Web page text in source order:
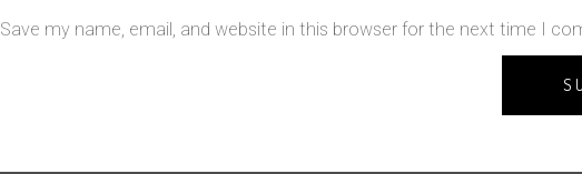
Save my name, email, and website in this browser for the next time I